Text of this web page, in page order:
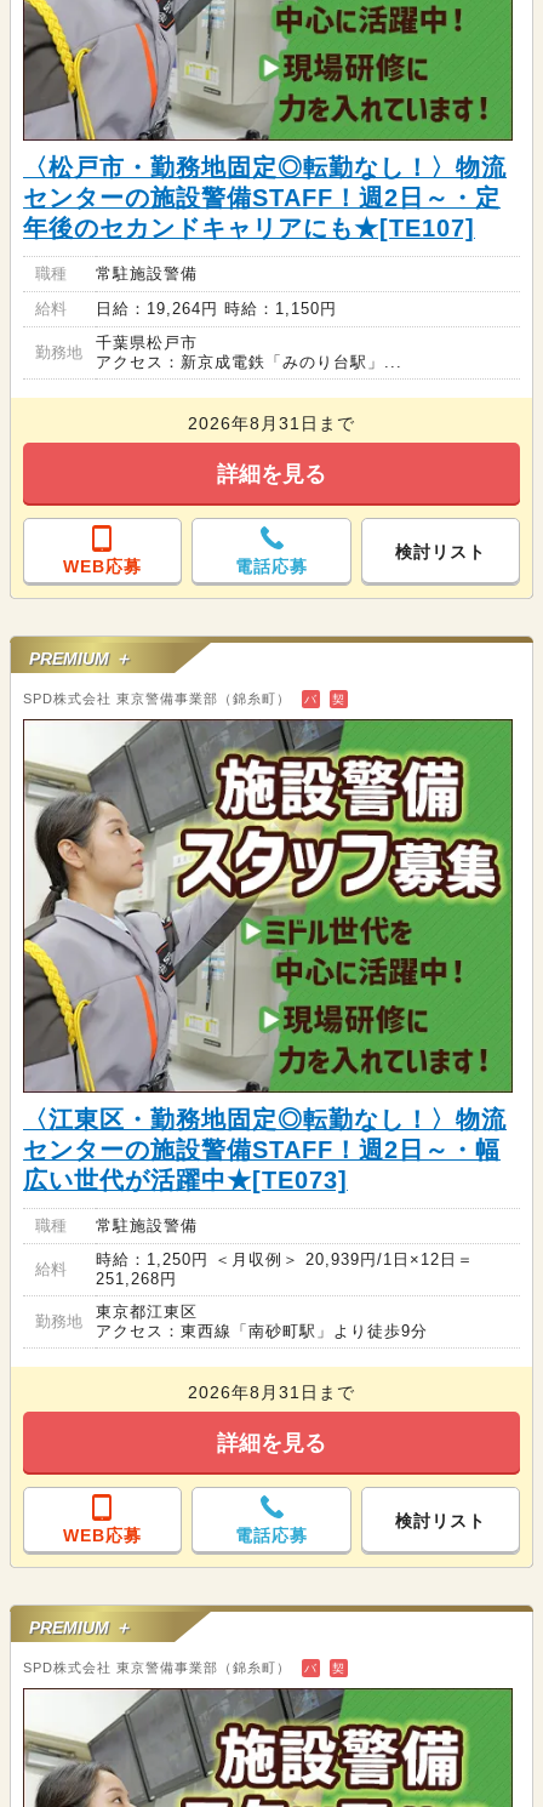
〈松戸市・勤務地固定◎転勤なし！〉物流
センターの施設警備STAFF！週2日～・定
年後のセカンドキャリアにも★[TE107]
職種
常駐施設警備
給料
日給：19,264円 時給：1,150円
勤務地
千葉県松戸市
アクセス：新京成電鉄「みのり台駅」...
2026年8月31日まで
詳細を見る
WEB応募 電話応募
検討リスト
PREMIUM ＋
SPD株式会社 東京警備事業部（錦糸町） バ 契
〈江東区・勤務地固定◎転勤なし！〉物流
センターの施設警備STAFF！週2日～・幅
広い世代が活躍中★[TE073]
職種 常駐施設警備
給料
時給：1,250円 ＜月収例＞ 20,939円/1日×12日＝
251,268円
勤務地
東京都江東区
アクセス：東西線「南砂町駅」より徒歩9分
2026年8月31日まで
詳細を見る
WEB応募 電話応募
検討リスト
PREMIUM ＋
SPD株式会社 東京警備事業部（錦糸町） バ 契